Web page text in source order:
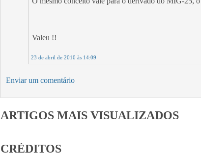
Valeu !!
23 de abril de 2010 às 14:09
Enviar um comentário
ARTIGOS MAIS VISUALIZADOS
CRÉDITOS